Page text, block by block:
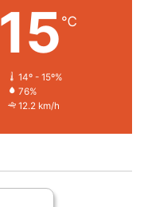
15 ℃
14º - 15º%
76%
12.2 km/h